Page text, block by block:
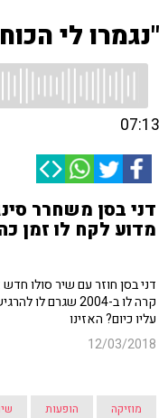
"נגמרו לי
07:13
מדוע לקח לו זמן
קרה לו ב-2004
עליו כיום? האזינו
12/03/2018
מוזיקה הופעות